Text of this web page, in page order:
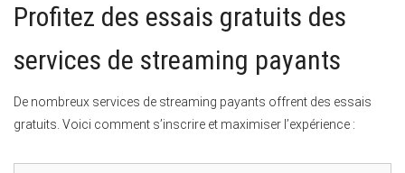
Profitez des essais gratuits des
services de streaming payants
De nombreux services de streaming payants offrent des essais
gratuits. Voici comment s’inscrire et maximiser l’expérience :